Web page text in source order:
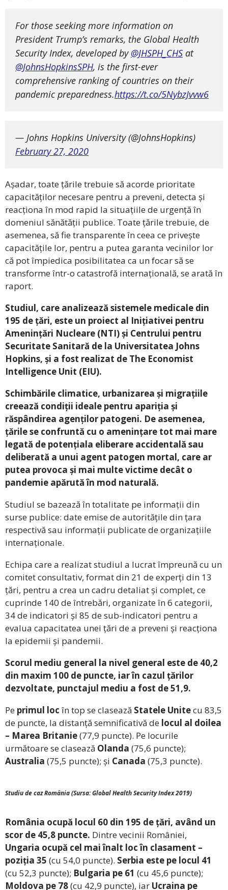
For those seeking more information on
President Trump’s remarks, the Global Health
Security Index, developed by @JHSPH_CHS at
@JohnsHopkinsSPH, is the first-ever
comprehensive ranking of countries on their
pandemic preparedness.https://t.co/5NybzJvvw6
— Johns Hopkins University (@JohnsHopkins)
February 27, 2020
Așadar, toate țările trebuie să acorde prioritate
capacităților necesare pentru a preveni, detecta și
reacționa în mod rapid la situațiile de urgență în
domeniul sănătății publice. Toate țările trebuie, de
asemenea, să fie transparente în ceea ce privește
capacitățile lor, pentru a putea garanta vecinilor lor
că pot împiedica posibilitatea ca un focar să se
transforme într-o catastrofă internațională, se arată în
raport.
Studiul, care analizează sistemele medicale din
195 de țări, este un proiect al Inițiativei pentru
Amenințări Nucleare (NTI) și Centrului pentru
Securitate Sanitară de la Universitatea Johns
Hopkins, și a fost realizat de The Economist
Intelligence Unit (EIU).
Schimbările climatice, urbanizarea și migrațiile
creează condiții ideale pentru apariția și
răspândirea agenților patogeni. De asemenea,
țările se confruntă cu o amenințare tot mai mare
legată de potențiala eliberare accidentală sau
deliberată a unui agent patogen mortal, care ar
putea provoca și mai multe victime decât o
pandemie apărută în mod naturală.
Studiul se bazează în totalitate pe informații din
surse publice: date emise de autoritățile din țara
respectivă sau informații publicate de organizațiile
internaționale.
Echipa care a realizat studiul a lucrat împreună cu un
comitet consultativ, format din 21 de experți din 13
țări, pentru a crea un cadru detaliat și complet, ce
cuprinde 140 de întrebări, organizate în 6 categorii,
34 de indicatori și 85 de sub-indicatori pentru a
evalua capacitatea unei țări de a preveni și reacționa
la epidemii și pandemii.
Scorul mediu general la nivel general este de 40,2
din maxim 100 de puncte, iar în cazul țărilor
dezvoltate, punctajul mediu a fost de 51,9.
Pe primul loc în top se clasează Statele Unitecu 83,5
de puncte, la distanță semnificativă de locul al doilea
– Marea Britanie(77,9 puncte). Pe locurile
următoare se clasează Olanda (75,6 puncte);
Australia (75,5 puncte); și Canada (75,3 puncte).
Studiu de caz România (Sursa: Global Health Security Index 2019)
România ocupă locul 60 din 195 de țări, având un
scor de 45,8 puncte. Dintre vecinii României,
Ungaria ocupă cel mai înalt loc în clasament –
poziția 35 (cu 54,0 puncte). Serbia este pe locul 41
(cu 52,3 puncte); Bulgaria pe 61 (cu 45,6 puncte);
Moldova pe 78(cu 42,9 puncte), iar Ucraina pe